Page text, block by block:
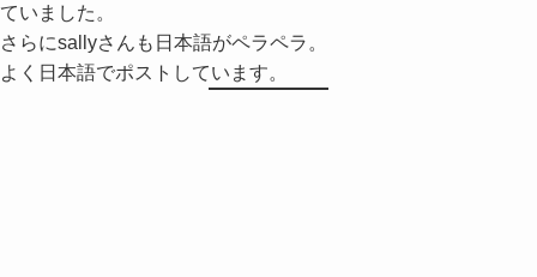
ていました。
さらにsallyさんも日本語がペラペラ。
よく日本語でポストしています。